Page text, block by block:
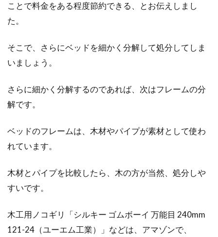
ことで料金をある程度節約できる、とお伝えしまし
た。
そこで、さらにベッドを細かく分解して処分してしま
いましょう。
さらに細かく分解するのであれば、次はフレームの分
解です。
ベッドのフレームは、木材やパイプが素材として使わ
れています。
木材とパイプを比較したら、木の方が当然、処分しや
すいです。
木工用ノコギリ「シルキー ゴムボーイ 万能目 240mm
121-24（ユーエム工業）」などは、アマゾンで、